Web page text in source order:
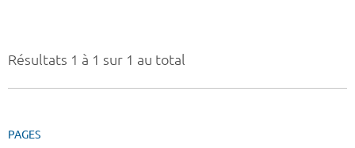
Résultats 1 à 1 sur 1 au total
PAGES